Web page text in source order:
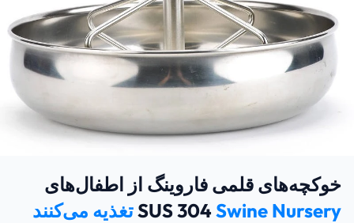
خوکچه‌های قلمی فاروینگ از اطفال‌های
SUS 304 Swine Nursery تغذیه می‌کنند